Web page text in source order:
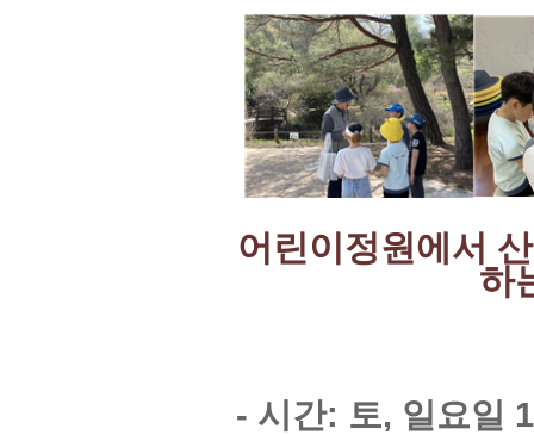
어린이정원에서
하
- 시간: 토, 일요일